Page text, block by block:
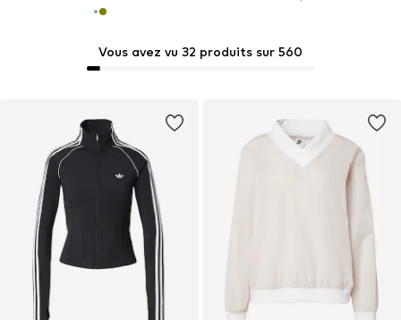
Vous avez vu 32 produits sur 560